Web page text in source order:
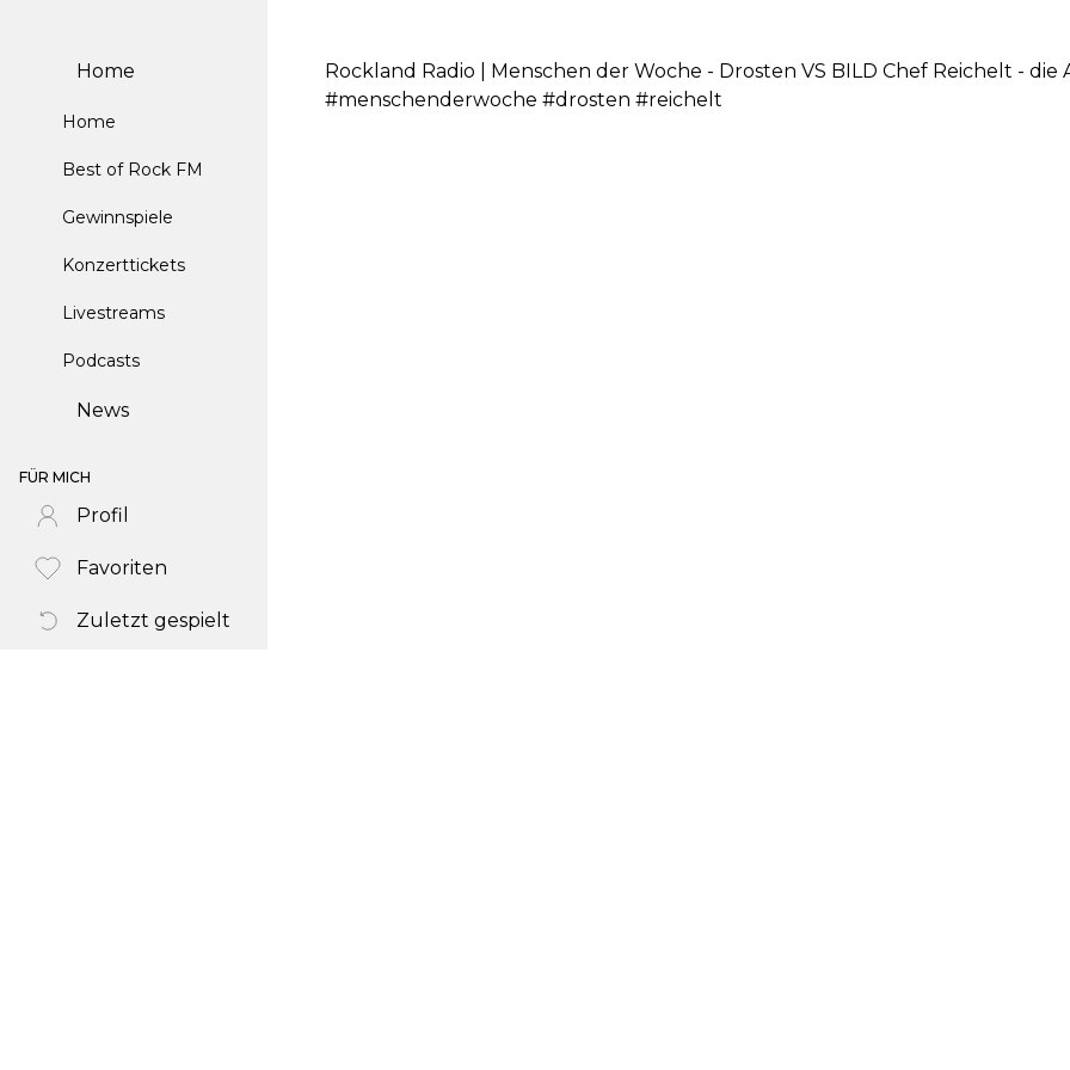
Home
Home
Best of Rock FM
Gewinnspiele
Konzerttickets
Livestreams
Podcasts
News
FÜR MICH
Profil
Favoriten
Zuletzt gespielt
Rockland Radio | Menschen der Woche - Drosten VS BILD Chef Reichelt - die
#menschenderwoche #drosten #reichelt